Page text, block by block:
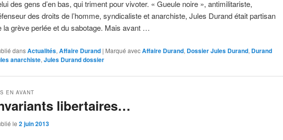
des gens d’en bas, qui triment pour vivoter. « Gueule noire », antimilitariste,
des droits de l’homme, syndicaliste et anarchiste, Jules Durand était partisan
la grève perlée et du sabotage. Mais avant …
dansActualités, Affaire Durand | Marqué avecAffaire Durand, Dossier Jules Durand, Durand
anarchiste, Jules Durand dossier
libertaires…
EN AVANT
le 2 juin 2013